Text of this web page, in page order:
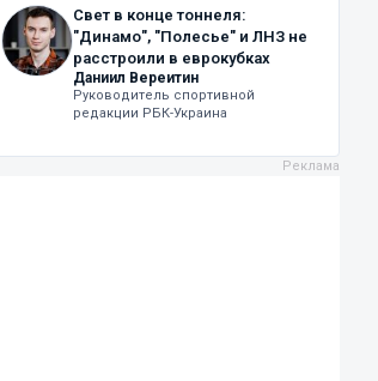
Свет в конце тоннеля:
"Динамо", "Полесье" и ЛНЗ не
расстроили в еврокубках
Даниил Вереитин
Руководитель спортивной
редакции РБК-Украина